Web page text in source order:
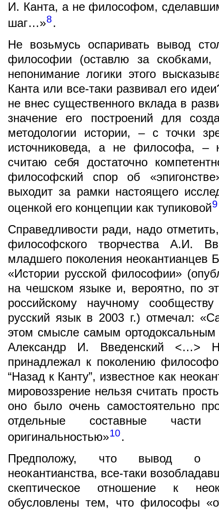
И. Канта, а не философом,
шаг…»8.
Не возьмусь оспаривать вывод
философии (оставлю за
непонимание логики этого
Канта или все-таки развивал его
не внес существенного вклада в
значение его построений для
методологии истории, – с точки
источниковеда, а не философа,
считаю себя достаточно
философский спор об
выходит за рамки настоящего
оценкой его концепции как тупиковой9
Справедливости ради, надо
философского творчества А.И.
младшего поколения неокантианцев
«Истории русской философии»
на чешском языке и, вероятно, по
российскому научному
русский язык в 2003 г.) отмечал:
этом смысле самым
Александр И. Введенский <…>
принадлежал к поколению
“Назад к Канту”, известное как
мировоззрение нельзя считать
оно было очень самостоятельно
отдельные составные части
оригинальностью»10.
Предположу, что вывод о
неокантианства, все-таки
скептическое отношение к
обусловлены тем, что философы